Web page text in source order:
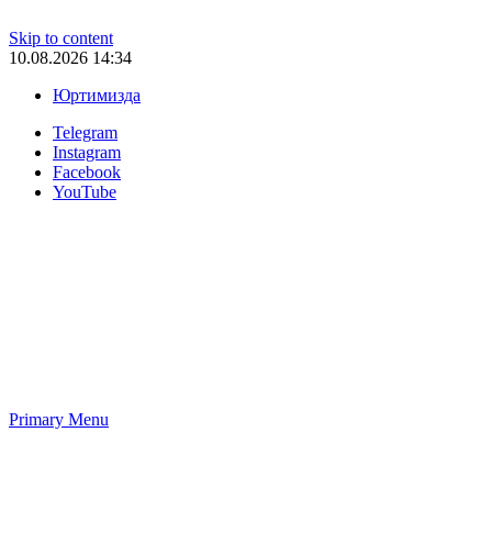
Skip to content
10.08.2026 14:34
Юртимизда
Telegram
Instagram
Facebook
YouTube
Primary Menu